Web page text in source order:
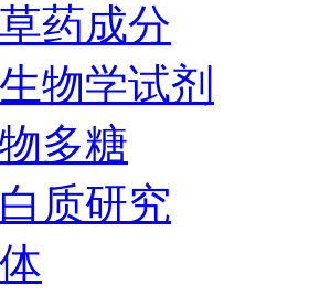
药成分
物学试剂
多糖
质研究